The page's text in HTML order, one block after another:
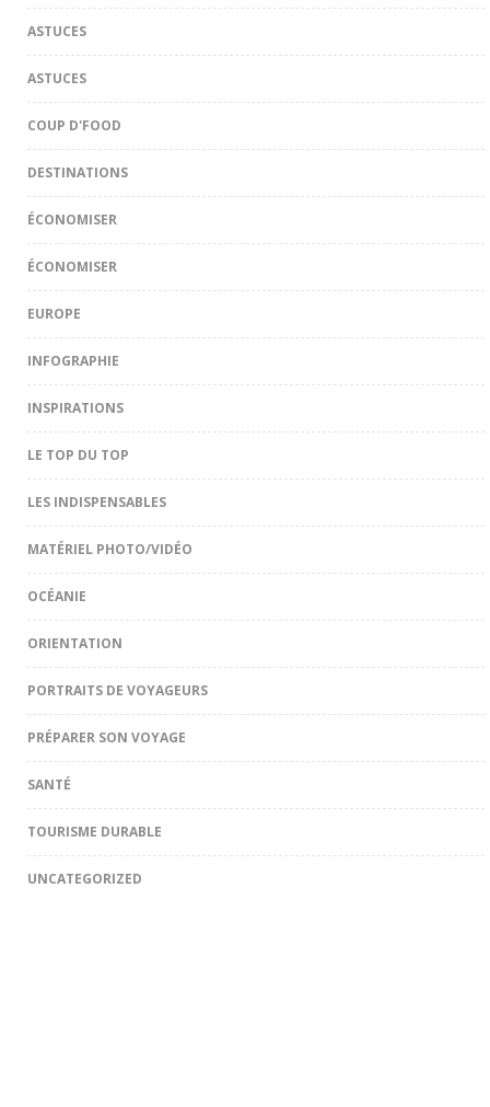
ASTUCES
ASTUCES
COUP D'FOOD
DESTINATIONS
ÉCONOMISER
ÉCONOMISER
EUROPE
INFOGRAPHIE
INSPIRATIONS
LE TOP DU TOP
LES INDISPENSABLES
MATÉRIEL PHOTO/VIDÉO
OCÉANIE
ORIENTATION
PORTRAITS DE VOYAGEURS
PRÉPARER SON VOYAGE
SANTÉ
TOURISME DURABLE
UNCATEGORIZED